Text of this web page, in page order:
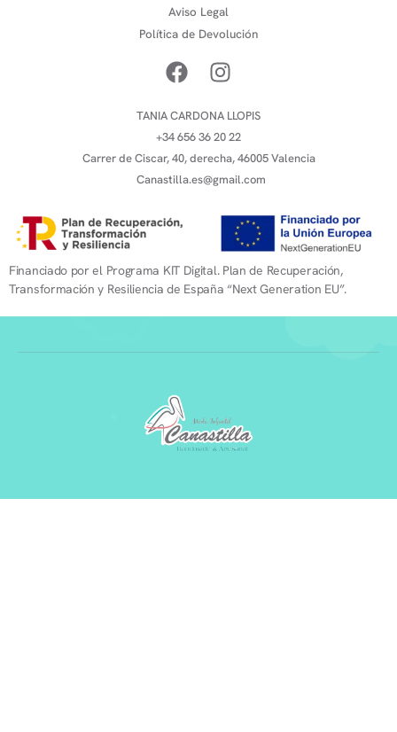
Aviso Legal
Política de Devolución
TANIA CARDONA LLOPIS
+34 656 36 20 22
Carrer de Ciscar, 40, derecha, 46005 Valencia
Canastilla.es@gmail.com
Financiado por el Programa KIT Digital. Plan de Recuperación,
Transformación y Resiliencia de España “Next Generation EU”.